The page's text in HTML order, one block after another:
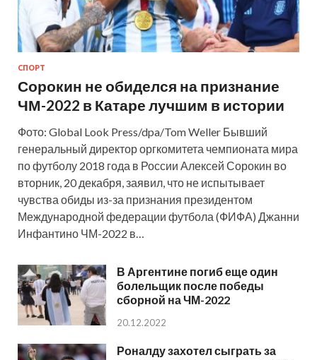
СПОРТ
Сорокин не обиделся на признание
ЧМ-2022 в Катаре лучшим в истории
Фото: Global Look Press/dpa/Tom Weller Бывший
генеральный директор оргкомитета чемпионата мира
по футболу 2018 года в России Алексей Сорокин во
вторник, 20 декабря, заявил, что не испытывает
чувства обиды из-за признания президентом
Международной федерации футбола (ФИФА) Джанни
Инфантино ЧМ-2022 в…
В Аргентине погиб еще один
болельщик после победы
сборной на ЧМ-2022
20.12.2022
Роналду захотел сыграть за